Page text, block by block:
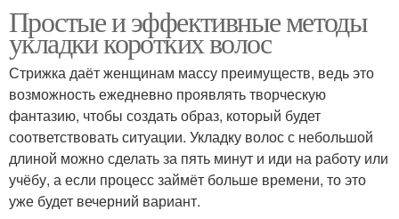
Простые и эффективные методы
укладки коротких волос
Стрижка даёт женщинам массу преимуществ, ведь это
возможность ежедневно проявлять творческую
фантазию, чтобы создать образ, который будет
соответствовать ситуации. Укладку волос с небольшой
длиной можно сделать за пять минут и иди на работу или
учёбу, а если процесс займёт больше времени, то это
уже будет вечерний вариант.